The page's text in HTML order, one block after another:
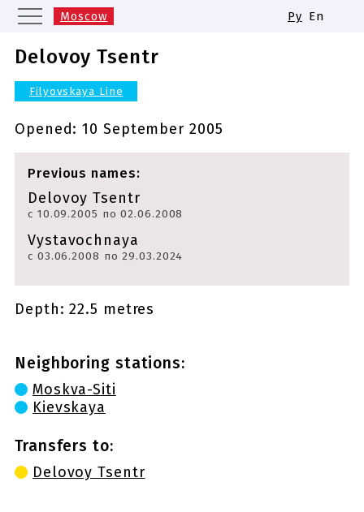
Moscow
Kazan
Nizhny Novgorod
Novosibirsk
Same names of metro stations
Ру En
Delovoy Tsentr
Filyovskaya Line
Opened:10 September 2005
Previous names:
Delovoy Tsentr
с 10.09.2005 по 02.06.2008
Vystavochnaya
с 03.06.2008 по 29.03.2024
Depth: 22.5 metres
Neighboring stations:
Moskva-Siti
Kievskaya
Transfers to:
Delovoy Tsentr